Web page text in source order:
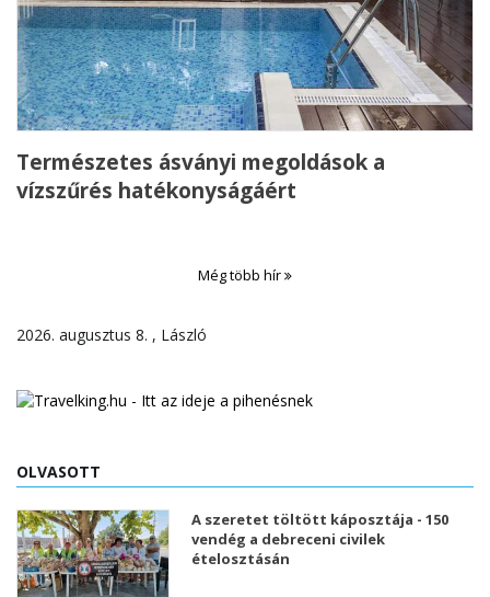
Természetes ásványi megoldások a
vízszűrés hatékonyságáért
Még több hír
2026. augusztus 8. , László
OLVASOTT
A szeretet töltött káposztája - 150
vendég a debreceni civilek
ételosztásán